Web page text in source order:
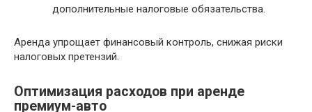
дополнительные налоговые обязательства.
Аренда упрощает финансовый контроль, снижая риски
налоговых претензий.
Оптимизация расходов при аренде
премиум-авто